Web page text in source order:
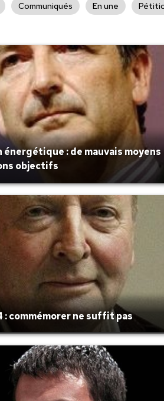
Communiqués En une
: de mauvais moyens
objectifs
: commémorer ne suffit pas